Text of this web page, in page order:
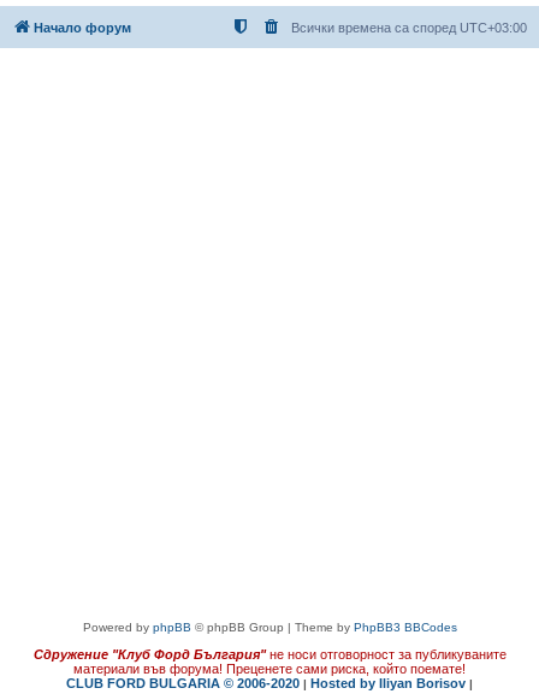
Начало форум Всички времена са според UTC+03:00
Powered by phpBB © phpBB Group | Theme by PhpBB3 BBCodes
Сдружение "Клуб Форд България" не носи отговорност за публикуваните
материали във форума! Преценете сами риска, който поемате!
CLUB FORD BULGARIA © 2006-2020 | Hosted by Iliyan Borisov |